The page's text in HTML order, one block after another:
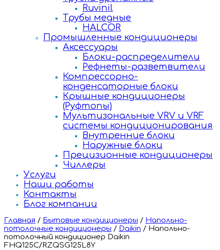
Ruvinil
Трубы медные
HALCOR
Промышленные кондиционеры
Аксессуары
Блоки-распределители
Рефнеты-разветвители
Компрессорно-
конденсаторные блоки
Крышные кондиционеры
(Руфтопы)
Мультизональные VRV и VRF
системы кондиционирования
Внутренние блоки
Наружные блоки
Прецизионные кондиционеры
Чиллеры
Услуги
Наши работы
Контакты
Блог компании
Главная / Бытовые кондиционеры / Напольно-
потолочные кондиционеры / Daikin / Напольно-
потолочный кондиционер Daikin
FHQ125C/RZQSG125L8Y